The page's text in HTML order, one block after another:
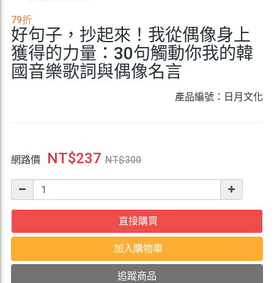
79折
好句子，抄起來！我從偶像身上
獲得的力量：30句觸動你我的韓
國音樂歌詞與偶像名言
產品編號：日月文化
網路價 NT$237 NT$300
直接購買
加入購物車
追蹤商品